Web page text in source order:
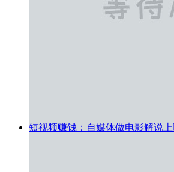
短视频赚钱：自媒体做电影解说